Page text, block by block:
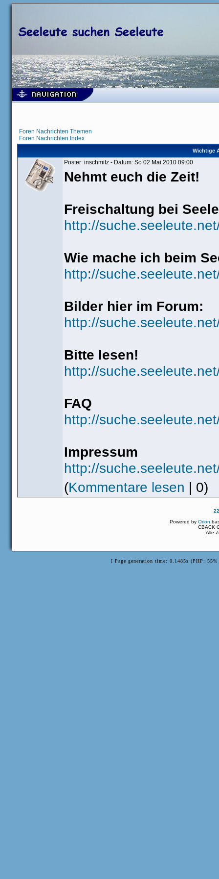
Foren Nachrichten Themen
Foren Nachrichten Index
Wichtige
Poster: inschmitz - Datum: So 02 Mai 2010 09:00
Nehmt euch die Zeit!
Freischaltung bei
http://
Wie mache ich beim
http://
Bilder hier im Forum:
http://
Bitte lesen!
http://
FAQ
http://
Impressum
http://
(Kommentare lesen | 0)
Powered byOrion
CBACK
Alle
[ Page generation time: 0.1485s (PHP: